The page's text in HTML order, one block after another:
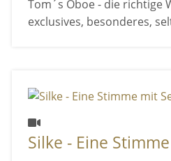
Tom´s Oboe - die richtige
exclusives, besonderes,
Silke - Eine